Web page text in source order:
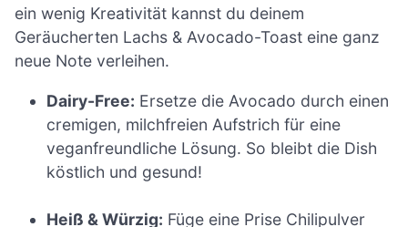
ein wenig Kreativität kannst du deinem
Geräucherten Lachs & Avocado-Toast eine ganz
neue Note verleihen.
Dairy-Free: Ersetze die Avocado durch einen
cremigen, milchfreien Aufstrich für eine
veganfreundliche Lösung. So bleibt die Dish
köstlich und gesund!
Heiß & Würzig: Füge eine Prise Chilipulver